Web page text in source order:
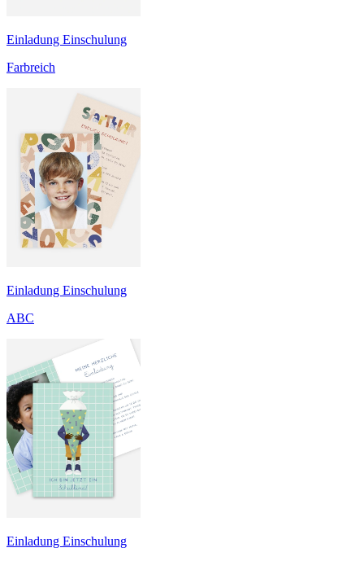
Einladung Einschulung
Farbreich
Einladung Einschulung
ABC
Einladung Einschulung